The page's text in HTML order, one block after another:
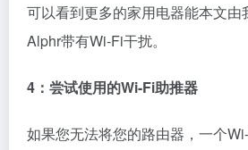
可以看到更多的家用电器能本文由
Alphr带有Wi-Fi干扰。
4：尝试使用的Wi-Fi助推器
如果您无法将您的路由器，一个